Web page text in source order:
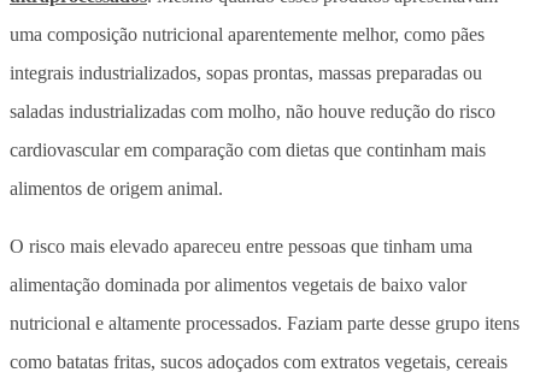
uma composição nutricional aparentemente melhor, como pães
integrais industrializados, sopas prontas, massas preparadas ou
saladas industrializadas com molho, não houve redução do risco
cardiovascular em comparação com dietas que continham mais
alimentos de origem animal.
O risco mais elevado apareceu entre pessoas que tinham uma
alimentação dominada por alimentos vegetais de baixo valor
nutricional e altamente processados. Faziam parte desse grupo itens
como batatas fritas, sucos adoçados com extratos vegetais, cereais